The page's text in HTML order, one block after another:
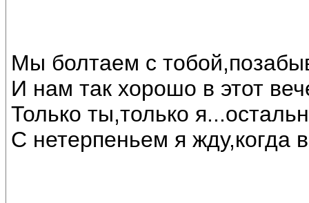
Мы болтаем с
И нам так хорошо в этот
Только ты,только
С нетерпеньем я жду,когда